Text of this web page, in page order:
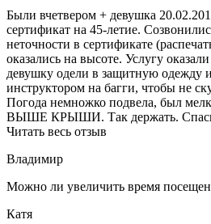
Были вчетвером + девушка
сертификат на 45-летие.
неточности в сертификате
оказались на высоте. Услугу
девушку одели в защитную одежду
инструктором на багги, чтобы не
Погода немножко подвела, был
ВЫШЕ КРЫШИ. Так держать.
Читать весь отзыв
Владимир
Можно ли увеличить время
Катя